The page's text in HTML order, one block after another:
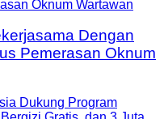
Dengan
Pemerasan Oknum